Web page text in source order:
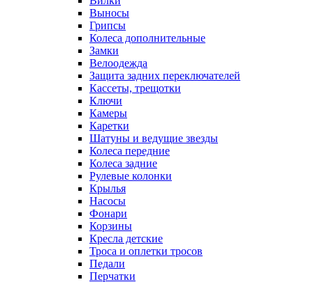
Выносы
Грипсы
Колеса дополнительные
Замки
Велоодежда
Защита задних переключателей
Кассеты, трещотки
Ключи
Камеры
Каретки
Шатуны и ведущие звезды
Колеса передние
Колеса задние
Рулевые колонки
Крылья
Насосы
Фонари
Корзины
Кресла детские
Троса и оплетки тросов
Педали
Перчатки